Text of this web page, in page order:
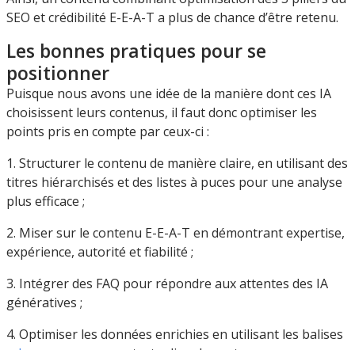
SEO et crédibilité E-E-A-T a plus de chance d’être retenu.
Les bonnes pratiques pour se
positionner
Puisque nous avons une idée de la manière dont ces IA
choisissent leurs contenus, il faut donc optimiser les
points pris en compte par ceux-ci :
1. Structurer le contenu de manière claire, en utilisant des
titres hiérarchisés et des listes à puces pour une analyse
plus efficace ;
2. Miser sur le contenu E-E-A-T en démontrant expertise,
expérience, autorité et fiabilité ;
3. Intégrer des FAQ pour répondre aux attentes des IA
génératives ;
4. Optimiser les données enrichies en utilisant les balises